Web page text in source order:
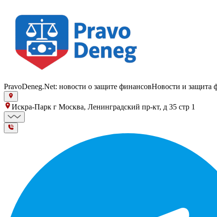
PravoDeneg.Net: новости о защите финансовНовости и защита
Искра-Парк г Москва, Ленинградский пр-кт, д 35 стр 1